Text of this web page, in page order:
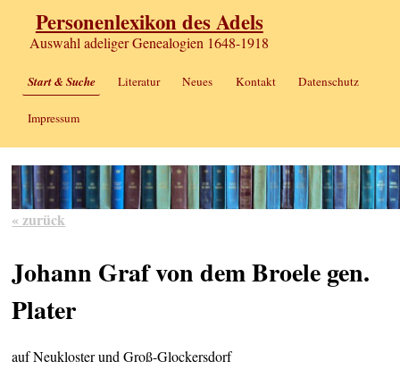
Personenlexikon des Adels
Auswahl adeliger Genealogien 1648-1918
Start & Suche Literatur Neues Kontakt Datenschutz
Impressum
« zurück
Johann Graf von dem Broele gen.
Plater
auf Neukloster und Groß-Glockersdorf